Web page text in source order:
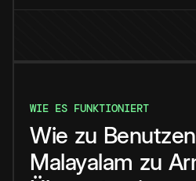
WIE ES FUNKTIONIERT
Wie zu Benutzen
Malayalam zu